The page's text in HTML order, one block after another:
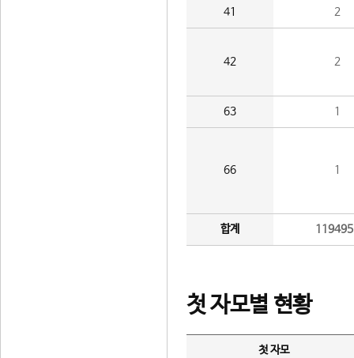
41 2
42 2
63 1
66 1
합계
첫 자모별 현황
첫 자모